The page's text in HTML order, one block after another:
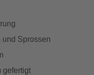
und Sprossen
gefertigt